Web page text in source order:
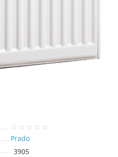
Prado
3905